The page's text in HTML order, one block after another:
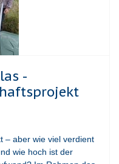
-
– aber wie viel verdient
wie hoch ist der